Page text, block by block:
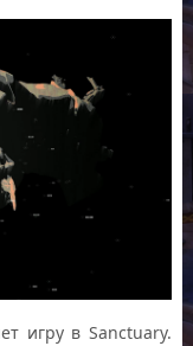
игру в Sanctuary.